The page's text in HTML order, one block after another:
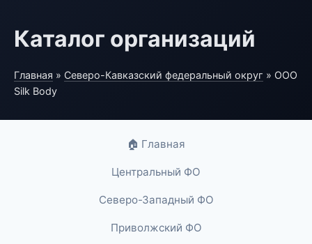
Каталог организаций
Главная » Северо-Кавказский федеральный округ » ООО
Silk Body
🏠 Главная
Центральный ФО
Северо-Западный ФО
Приволжский ФО